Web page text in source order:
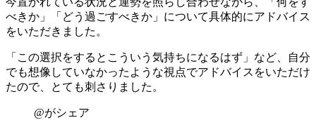
べきか」「どう過ごすべきか」について具体的にアドバイス
をいただきました。
「この選択をするとこういう気持ちになるはず」など、
自分
でも想像していなかったような視点でアドバイスをいただけ
たので、とても刺さりました。
@がシェア